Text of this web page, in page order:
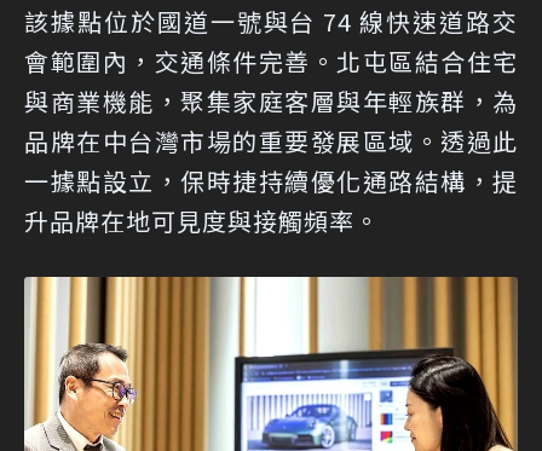
該據點位於國道一號與台 74 線快速道路交
會範圍內，交通條件完善。北屯區結合住宅
與商業機能，聚集家庭客層與年輕族群，為
品牌在中台灣市場的重要發展區域。透過此
一據點設立，保時捷持續優化通路結構，提
升品牌在地可見度與接觸頻率。